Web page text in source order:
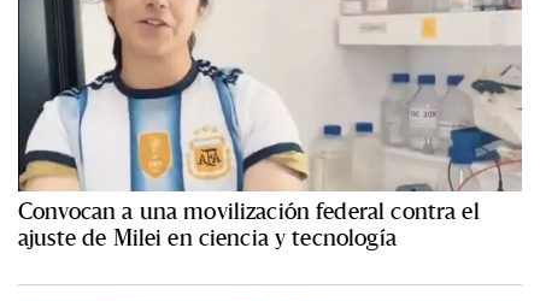
Convocan a una movilización federal contra el
ajuste de Milei en ciencia y tecnología